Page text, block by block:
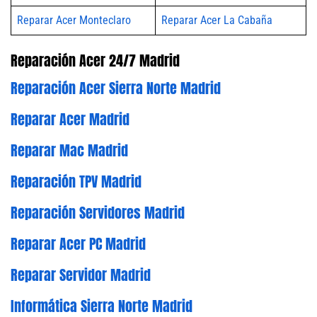
Reparar Acer Monteclaro Reparar Acer La Cabaña
Reparación Acer 24/7 Madrid
Reparación Acer Sierra Norte Madrid
Reparar Acer Madrid
Reparar Mac Madrid
Reparación TPV Madrid
Reparación Servidores Madrid
Reparar Acer PC Madrid
Reparar Servidor Madrid
Informática Sierra Norte Madrid